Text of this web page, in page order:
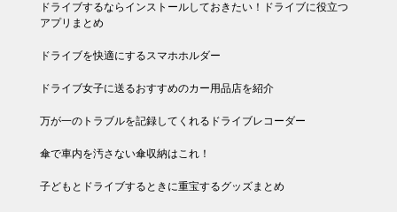
ドライブするならインストールしておきたい！ドライブに役立つ
アプリまとめ
ドライブを快適にするスマホホルダー
ドライブ女子に送るおすすめのカー用品店を紹介
万が一のトラブルを記録してくれるドライブレコーダー
傘で車内を汚さない傘収納はこれ！
子どもとドライブするときに重宝するグッズまとめ